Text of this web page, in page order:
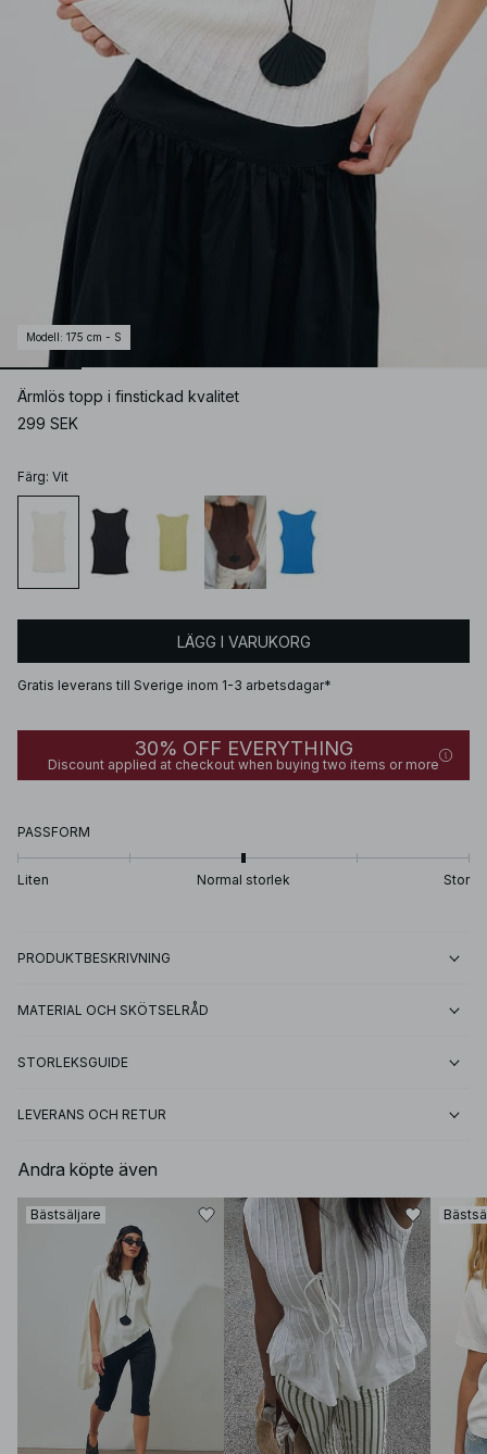
Modell : 175 cm - S
Ärmlös topp i finstickad kvalitet
299 SEK
Färg: Vit
LÄGG I VARUKORG
Gratis leverans till Sverige inom 1-3 arbetsdagar*
30% OFF EVERYTHING
Discount applied at checkout when buying two items or more
PASSFORM
Liten Normal storlek Stor
PRODUKTBESKRIVNING
MATERIAL OCH SKÖTSELRÅD
STORLEKSGUIDE
LEVERANS OCH RETUR
Andra köpte även
Bästsäljare